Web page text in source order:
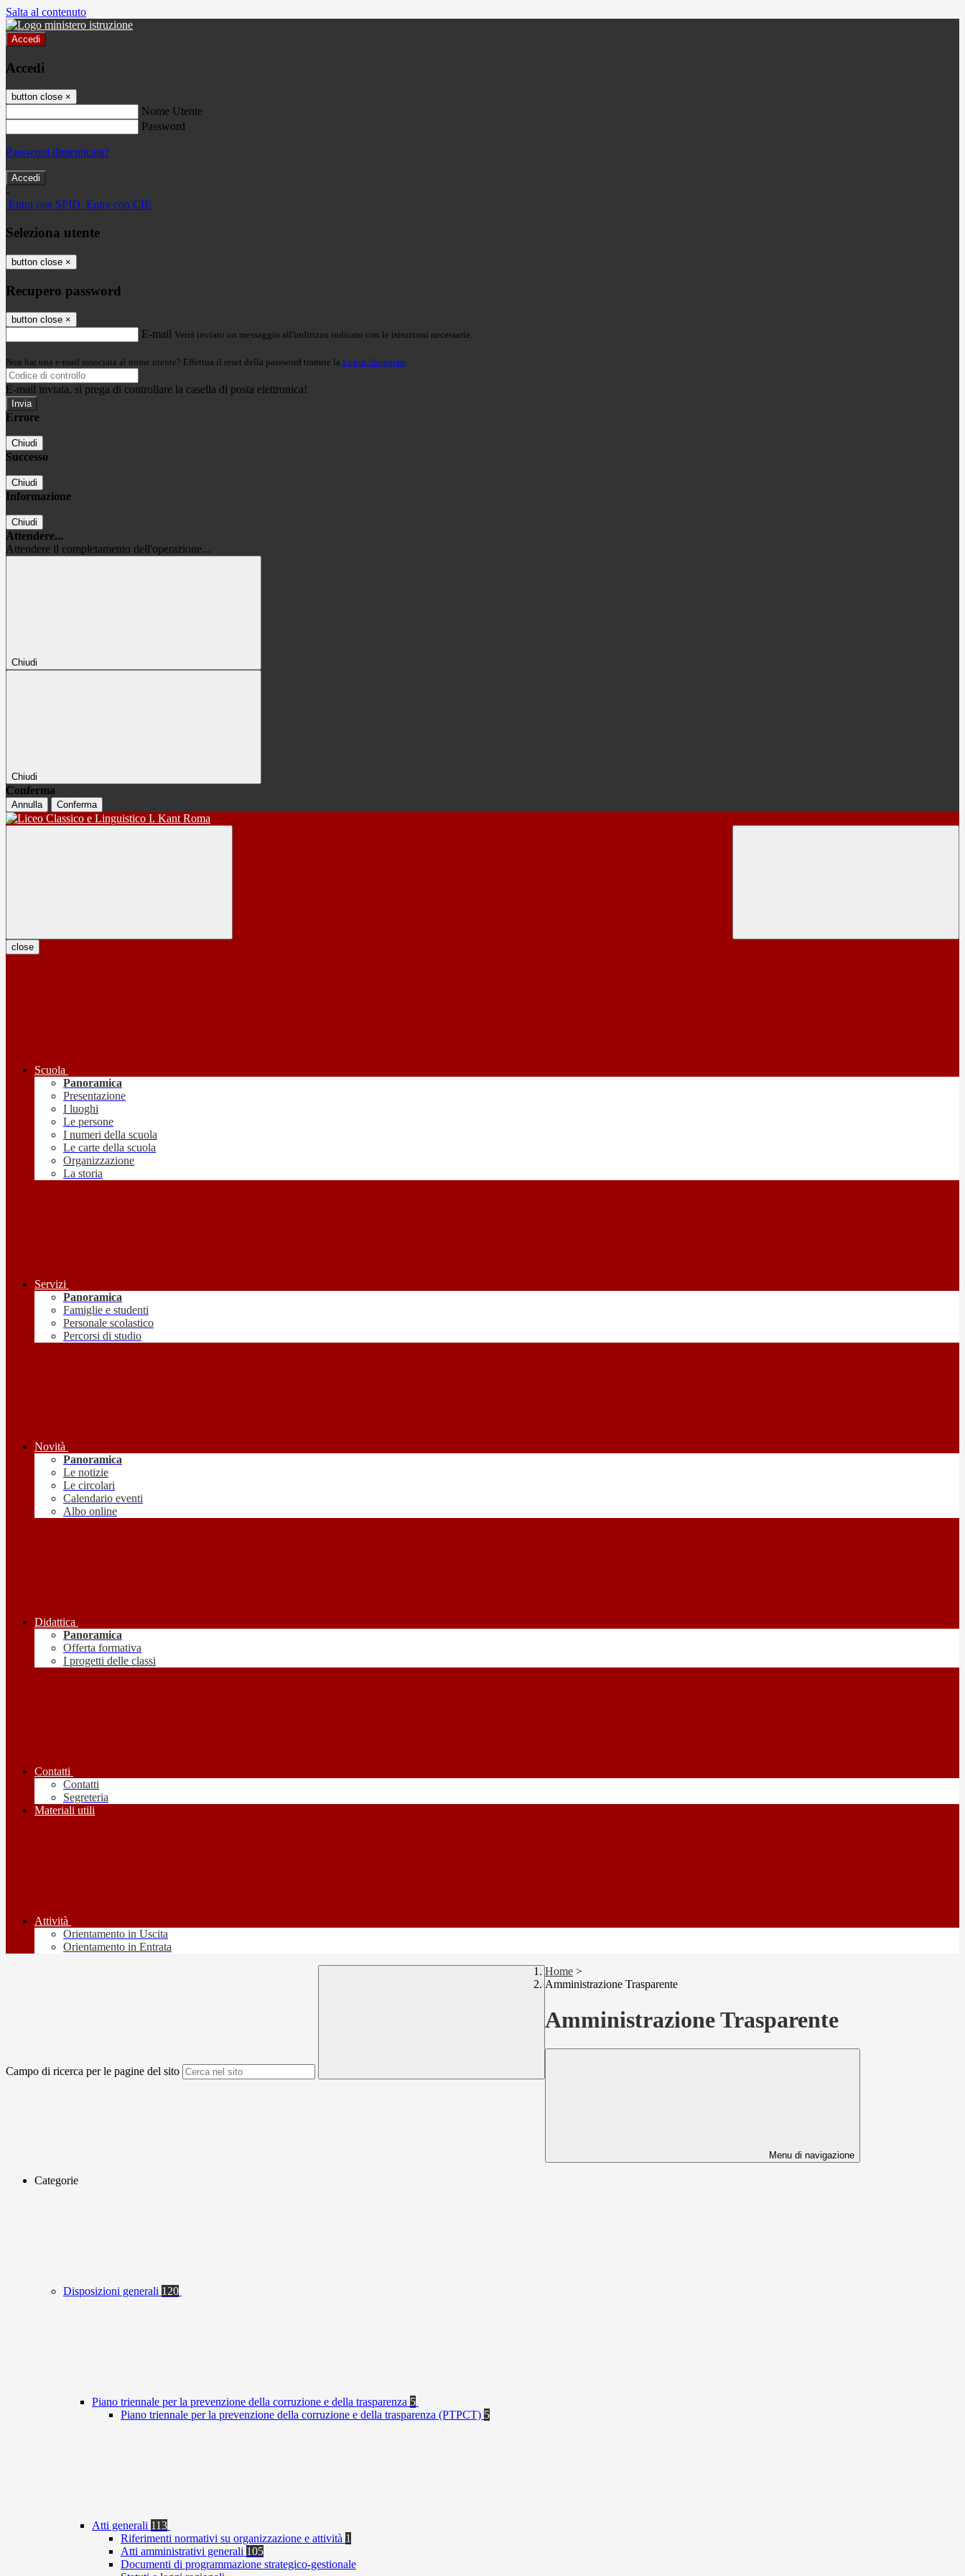
Salta al contenuto
Accedi
Accedi
button close ×
Nome Utente
Password
Password dimenticata?
-
Entra con SPID Entra con CIE
Seleziona utente
button close ×
Recupero password
button close ×
E-mail Verrà inviato un messaggio all'indirizzo indicato con le istruzioni necessarie.
Non hai una e-mail associata al nome utente? Effettua il reset della password tramite la Login Spaggiari
E-mail inviata, si prega di controllare la casella di posta elettronica!
Errore
Chiudi
Successo
Chiudi
Informazione
Chiudi
Attendere...
Attendere il completamento dell'operazione...
Chiudi
Chiudi
Conferma
Annulla Conferma
close
Scuola
Panoramica
Presentazione
I luoghi
Le persone
I numeri della scuola
Le carte della scuola
Organizzazione
La storia
Servizi
Panoramica
Famiglie e studenti
Personale scolastico
Percorsi di studio
Novità
Panoramica
Le notizie
Le circolari
Calendario eventi
Albo online
Didattica
Panoramica
Offerta formativa
I progetti delle classi
Contatti
Contatti
Segreteria
Materiali utili
Attività
Orientamento in Uscita
Orientamento in Entrata
Campo di ricerca per le pagine del sito
Home >
Amministrazione Trasparente
Amministrazione Trasparente
Menu di navigazione
Categorie
Disposizioni generali 120
Piano triennale per la prevenzione della corruzione e della trasparenza 5
Piano triennale per la prevenzione della corruzione e della trasparenza (PTPCT) 5
Atti generali 113
Riferimenti normativi su organizzazione e attività 1
Atti amministrativi generali 105
Documenti di programmazione strategico-gestionale